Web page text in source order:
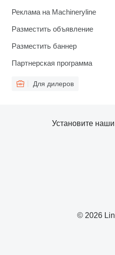
Реклама на Machineryline
Разместить объявление
Разместить баннер
Партнерская программа
Для дилеров
© 2026
Установите